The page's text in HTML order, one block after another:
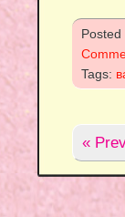
Tags:
«